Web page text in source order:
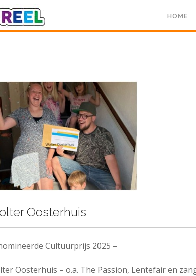
HOME
Oosterhuis
Cultuurprijs 2025 –
Oosterhuis – o.a. The Passion, Lentefair en